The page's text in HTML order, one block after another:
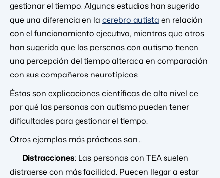
gestionar el tiempo. Algunos estudios han sugerido
que una diferencia en la cerebro autista en relación
con el funcionamiento ejecutivo, mientras que otros
han sugerido que las personas con autismo tienen
una percepción del tiempo alterada en comparación
con sus compañeros neurotípicos.
Éstas son explicaciones científicas de alto nivel de
por qué las personas con autismo pueden tener
dificultades para gestionar el tiempo.
Otros ejemplos más prácticos son...
Distracciones: Las personas con TEA suelen
distraerse con más facilidad. Pueden llegar a estar